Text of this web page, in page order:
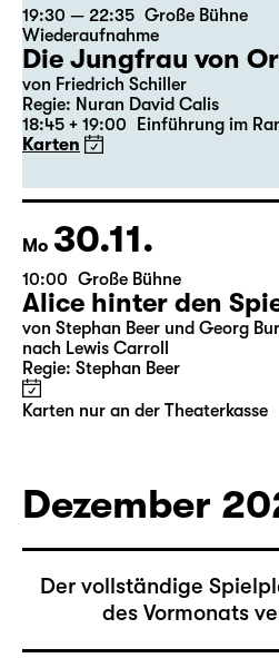
Sa 28.11.
19:30 — 22:35 Große Bühne
Wiederaufnahme
Die Jungfrau von
Regie: Nuran David Calis
Karten
Mo 30.11.
10:00 Große Bühne
Alice hinter den
von Stephan Beer und Georg
Karten nur an der Theaterkasse
Dezember